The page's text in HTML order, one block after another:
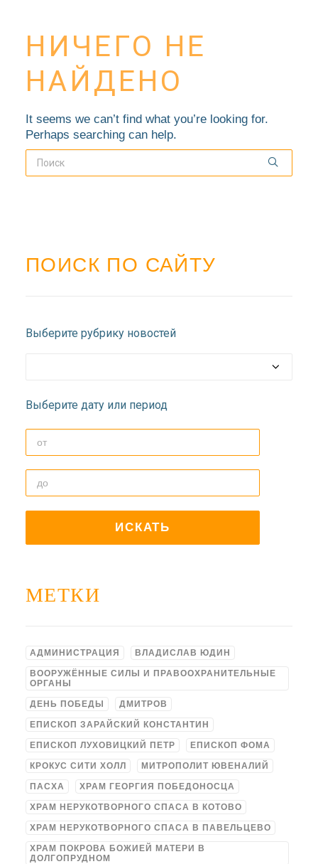
ДОЛГОПРУДНЕНСКОЕ
БЛАГОЧИНИЕ
НИЧЕГО НЕ
НАЙДЕНО
It seems we can’t find what you’re looking for.
Perhaps searching can help.
ПОИСК ПО САЙТУ
Выберите рубрику новостей
Выберите дату или период
МЕТКИ
АДМИНИСТРАЦИЯ ВЛАДИСЛАВ ЮДИН
ВООРУЖЁННЫЕ СИЛЫ И ПРАВООХРАНИТЕЛЬНЫЕ
ОРГАНЫ
ДЕНЬ ПОБЕДЫ ДМИТРОВ
ЕПИСКОП ЗАРАЙСКИЙ КОНСТАНТИН
ЕПИСКОП ЛУХОВИЦКИЙ ПЕТР ЕПИСКОП ФОМА
КРОКУС СИТИ ХОЛЛ МИТРОПОЛИТ ЮВЕНАЛИЙ
ПАСХА ХРАМ ГЕОРГИЯ ПОБЕДОНОСЦА
ХРАМ НЕРУКОТВОРНОГО СПАСА В КОТОВО
ХРАМ НЕРУКОТВОРНОГО СПАСА В ПАВЕЛЬЦЕВО
ХРАМ ПОКРОВА БОЖИЕЙ МАТЕРИ В
ДОЛГОПРУДНОМ